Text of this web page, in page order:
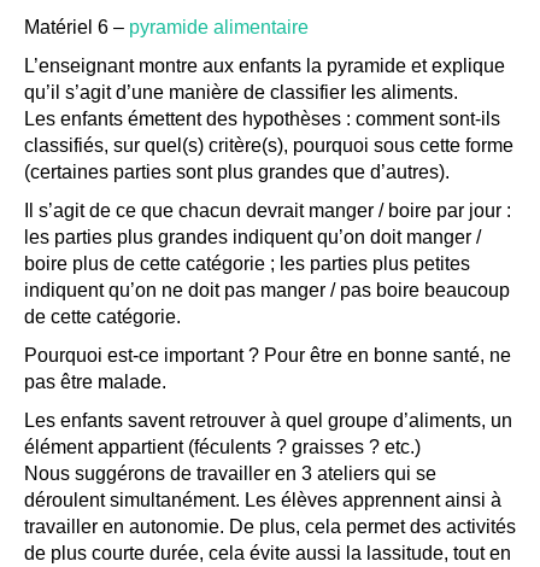
Matériel 6 – pyramide alimentaire
L’enseignant montre aux enfants la pyramide et explique
qu’il s’agit d’une manière de classifier les aliments.
Les enfants émettent des hypothèses : comment sont-ils
classifiés, sur quel(s) critère(s), pourquoi sous cette forme
(certaines parties sont plus grandes que d’autres).
Il s’agit de ce que chacun devrait manger / boire par jour :
les parties plus grandes indiquent qu’on doit manger /
boire plus de cette catégorie ; les parties plus petites
indiquent qu’on ne doit pas manger / pas boire beaucoup
de cette catégorie.
Pourquoi est-ce important ? Pour être en bonne santé, ne
pas être malade.
Les enfants savent retrouver à quel groupe d’aliments, un
élément appartient (féculents ? graisses ? etc.)
Nous suggérons de travailler en 3 ateliers qui se
déroulent simultanément. Les élèves apprennent ainsi à
travailler en autonomie. De plus, cela permet des activités
de plus courte durée, cela évite aussi la lassitude, tout en